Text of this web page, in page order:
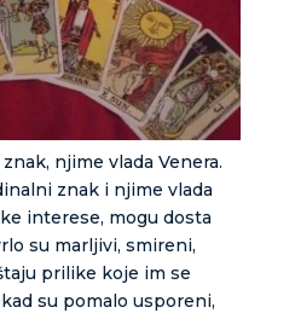
njime vlada Venera.
znak i njime vlada
interese, mogu dosta
su marljivi, smireni,
prilike koje im se
su pomalo usporeni,
/ Kod #136
je zauzet
anđeoske poruke
600-600
mob:1,12€ min
15